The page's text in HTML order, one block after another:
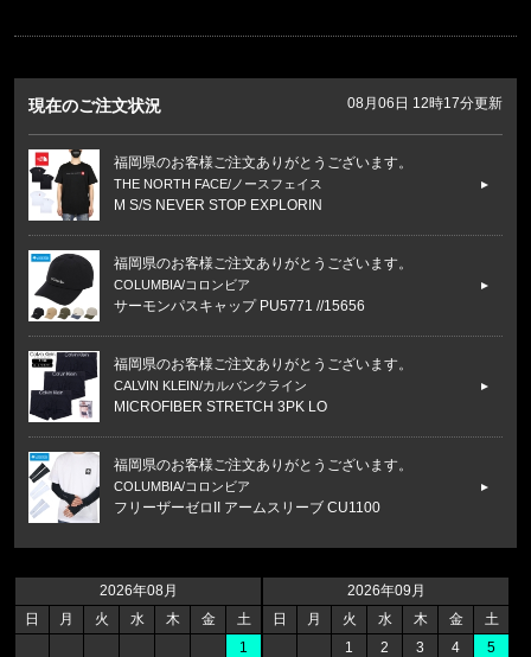
2026年08月
日
月 火 水 木 金
土
1
2026年09月
日
月 火 水 木 金
土
1
2 3 4
5
現在のご注文状況 08月06日 12時17分更新
福岡県のお客様ご注文ありがとうございます。
THE NORTH FACE/ノースフェイス
M S/S NEVER STOP EXPLORIN
福岡県のお客様ご注文ありがとうございます。
COLUMBIA/コロンビア
サーモンパスキャップ PU5771 //15656
福岡県のお客様ご注文ありがとうございます。
CALVIN KLEIN/カルバンクライン
MICROFIBER STRETCH 3PK LO
福岡県のお客様ご注文ありがとうございます。
COLUMBIA/コロンビア
フリーザーゼロII アームスリーブ CU1100
THE NORTH FACE/ノースフェイス
M CAMPING RELAXED SHORT S